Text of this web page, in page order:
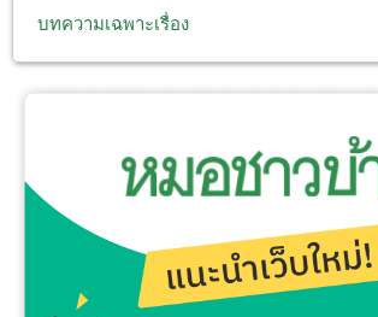
บทความเฉพาะเรื่อง